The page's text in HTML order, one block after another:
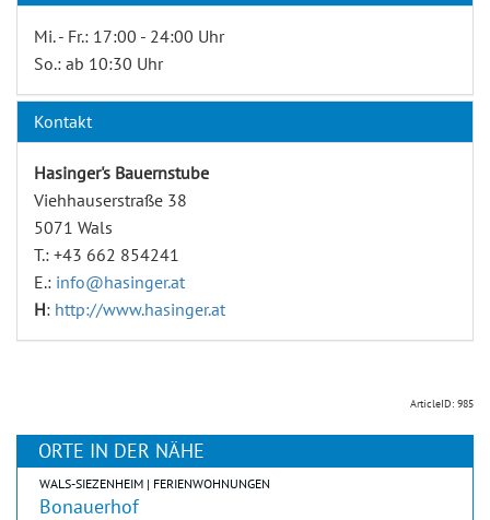
Mi. - Fr.: 17:00 - 24:00 Uhr
So.: ab 10:30 Uhr
Kontakt
Hasinger's Bauernstube
Viehhauserstraße 38
5071 Wals
T.: +43 662 854241
E.: info@hasinger.at
H: http://www.hasinger.at
ArticleID: 985
ORTE IN DER NÄHE
WALS-SIEZENHEIM | FERIENWOHNUNGEN
Bonauerhof